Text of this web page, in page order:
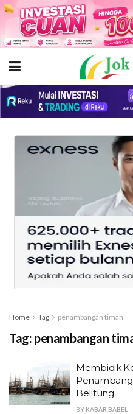
Home Tag penambangan timah
Tag: penambangan
Membidik
Belitung
BY KABAR BABEL